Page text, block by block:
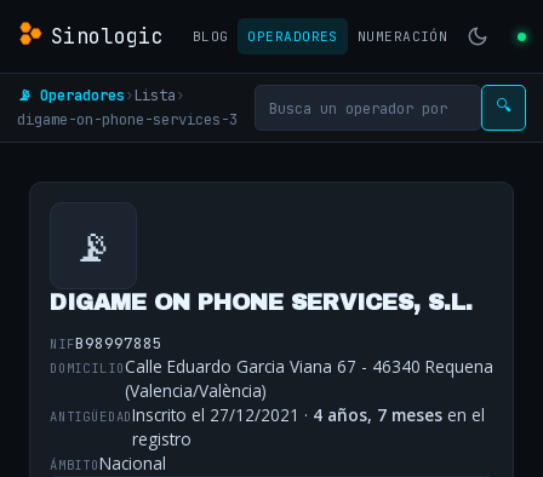
Sinologic BLOG OPERADORES NUMERACIÓN
📡 Operadores› Lista›
digame-on-phone-services-3
🔍
📡
DIGAME ON PHONE SERVICES, S.L.
NIFB98997885
DOMICILIOCalle Eduardo Garcia Viana 67 - 46340 Requena
(Valencia/València)
ANTIGÜEDADInscrito el 27/12/2021 · 4 años, 7 meses en el
registro
ÁMBITONacional